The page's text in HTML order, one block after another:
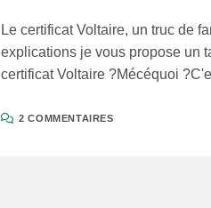
Le certificat Voltaire, un truc de
explications je vous propose un
certificat Voltaire ?Mécéquoi
2 COMMENTAIRES